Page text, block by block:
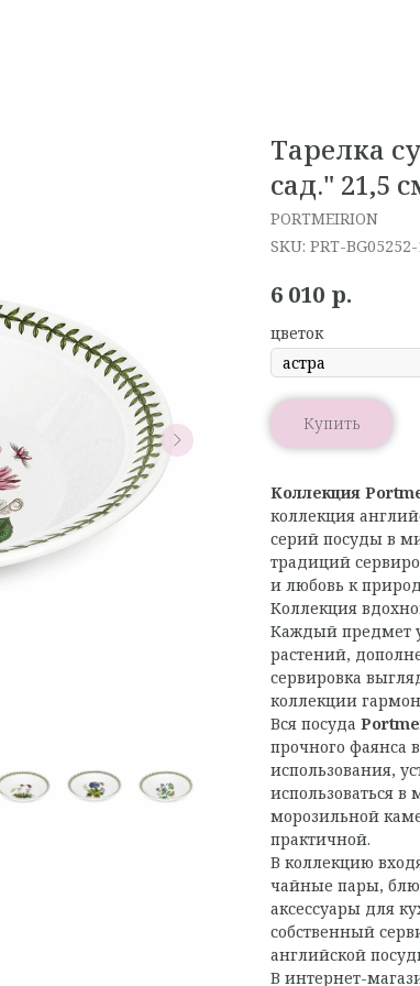
Тарелка
сад." 21,5
PORTMEIRION
SKU: PRT-
6 010 р.
цветок
Купить
Коллекция
коллекция
серий посуды в
традиций
и любовь к
Коллекция
Каждый предмет
растений,
сервировка
коллекции
Вся посуда
прочного фаянса
использования,
использоваться
морозильной
практичной.
В коллекцию
чайные пары,
аксессуары для
собственный
английской
В интернет-